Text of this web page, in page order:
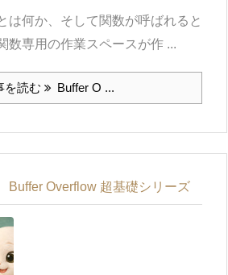
は何か、そして関数が呼ばれると
数専用の作業スペースが作 ...
を読む Buffer O ...
Buffer Overflow 超基礎シリーズ